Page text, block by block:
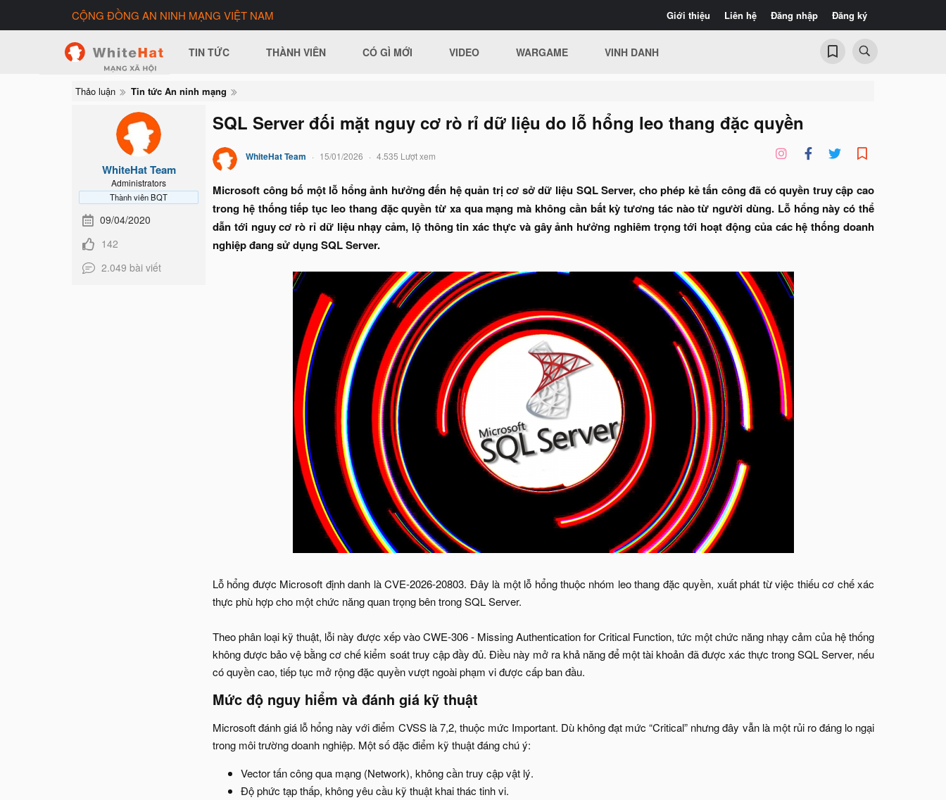
Giới thiệu Liên hệ Đăng nhập Đăng ký
CỘNG ĐỒNG AN NINH MẠNG VIỆT NAM
TIN TỨC THÀNH VIÊN CÓ GÌ MỚI VIDEO WARGAME VINH DANH
Thảo luận Tin tức An ninh mạng
WhiteHat Team
Administrators
Thành viên BQT
09/04/2020
142
2.049 bài viết
SQL Server đối mặt nguy cơ rò rỉ dữ liệu do lỗ hổng leo thang đặc quyền
WhiteHat Team 15/01/2026 4.535 Lượt xem
Microsoft công bố một lỗ hổng ảnh hưởng đến hệ quản trị cơ sở dữ liệu SQL Server, cho phép kẻ tấn công đã có quyền truy cập cao
trong hệ thống tiếp tục leo thang đặc quyền từ xa qua mạng mà không cần bất kỳ tương tác nào từ người dùng. Lỗ hổng này có thể
dẫn tới nguy cơ rò rỉ dữ liệu nhạy cảm, lộ thông tin xác thực và gây ảnh hưởng nghiêm trọng tới hoạt động của các hệ thống doanh
nghiệp đang sử dụng SQL Server.
Lỗ hổng được Microsoft định danh là CVE-2026-20803. Đây là một lỗ hổng thuộc nhóm leo thang đặc quyền, xuất phát từ việc thiếu cơ chế xác
thực phù hợp cho một chức năng quan trọng bên trong SQL Server.
Theo phân loại kỹ thuật, lỗi này được xếp vào CWE-306 - Missing Authentication for Critical Function, tức một chức năng nhạy cảm của hệ thống
không được bảo vệ bằng cơ chế kiểm soát truy cập đầy đủ. Điều này mở ra khả năng để một tài khoản đã được xác thực trong SQL Server, nếu
có quyền cao, tiếp tục mở rộng đặc quyền vượt ngoài phạm vi được cấp ban đầu.​
Mức độ nguy hiểm và đánh giá kỹ thuật​
Microsoft đánh giá lỗ hổng này với điểm CVSS là 7,2, thuộc mức Important. Dù không đạt mức “Critical” nhưng đây vẫn là một rủi ro đáng lo ngại
trong môi trường doanh nghiệp. Một số đặc điểm kỹ thuật đáng chú ý:​
Vector tấn công qua mạng (Network), không cần truy cập vật lý.​
Độ phức tạp thấp, không yêu cầu kỹ thuật khai thác tinh vi.​